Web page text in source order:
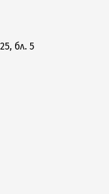
бл. 5